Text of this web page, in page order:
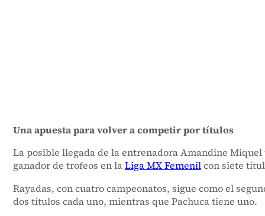
Una apuesta para volver a competir por títulos
La posible llegada de la entrenadora Amandine
ganador de trofeos en laLiga MX Femenilcon siete
Rayadas, con cuatro campeonatos, sigue como el
dos títulos cada uno, mientras que Pachuca tiene uno.